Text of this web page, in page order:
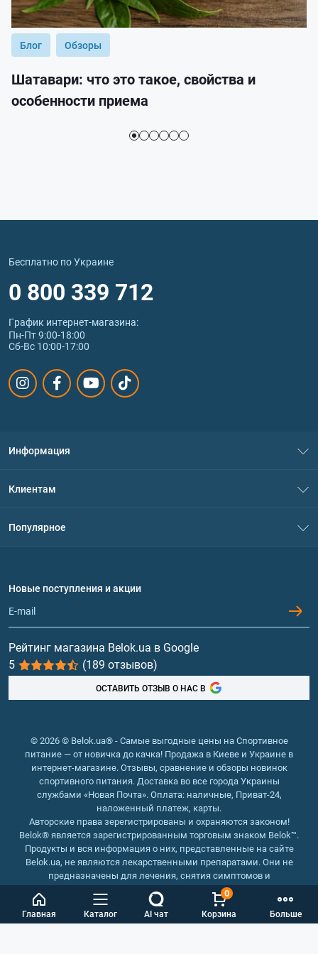
Главная Каталог AI чат Корзина
0
Больше
Блог Обзоры
Шатавари: что это такое, свойства и
особенности приема
Бесплатно по Украине
0 800 339 712
График интернет‑магазина:
Пн-Пт 9:00-18:00
Сб-Вс 10:00-17:00
Информация
Политика конфиденциальности
Обмен и возврат
Клиентам
Популярное
Протеин
Гейнеры
Витамины и минералы
Рыбий жир, жирные кислоты
Новые поступления и акции
Рейтинг магазина Belok.ua в Google
5
(189 отзывов)
ОСТАВИТЬ ОТЗЫВ О НАС В
© 2026 © Belok.ua® - Самые выгодные цены на Спортивное
питание — от новичка до качка! Продажа в Киеве и Украине в
интернет-магазине. Отзывы, сравнение и обзоры новинок
спортивного питания. Доставка во все города Украины
службами «Новая Почта». Оплата: наличные, Приват-24,
наложенный платеж, карты.
Авторские права зерегистрированы и охраняются законом!
Belok® является зарегистрированным торговым знаком Belok™.
Продукты и вся информация о них, представленные на сайте
Belok.ua, не являются лекарственными препаратами. Они не
предназначены для лечения, снятия симптомов и
предотвращения болезней.
Интернет магазин Belok.ua
››Интернет магазин спортивного
питания